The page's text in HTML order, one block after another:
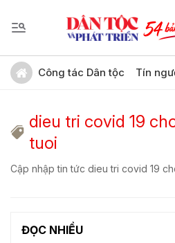
Công tác Dân tộc Tín
dieu tri covid 19
tuoi
Cập nhập tin tức dieu tri covid 19
ĐỌC NHIỀU